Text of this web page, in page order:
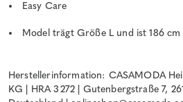
Easy Care
Model trägt Größe L und ist 186
Herstellerinformation: CASAMODA
KG | HRA 3272 | Gutenbergstraße 7,